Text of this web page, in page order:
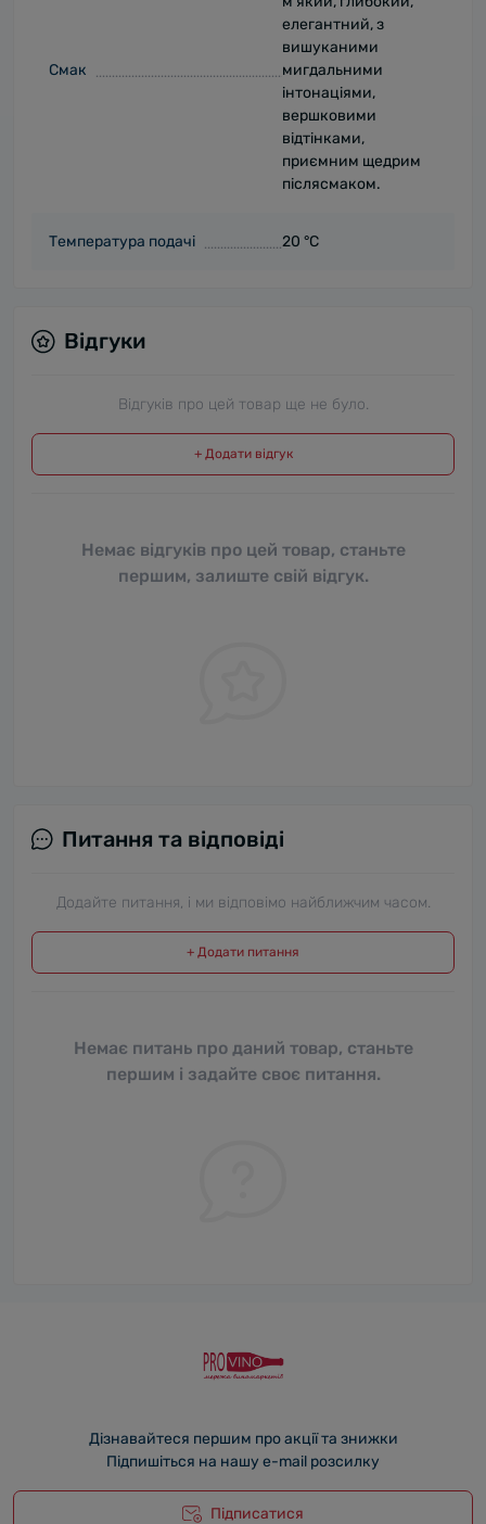
Смак
елегантний, з
вишуканими
мигдальними
інтонаціями,
вершковими
відтінками,
приємним щедрим
післясмаком.
Температура подачі 20 °С
Відгуки
Відгуків про цей товар ще не було.
+ Додати відгук
Немає відгуків про цей товар, станьте
першим, залиште свій відгук.
Питання та відповіді
Додайте питання, і ми відповімо найближчим часом.
+ Додати питання
Немає питань про даний товар, станьте
першим і задайте своє питання.
Дізнавайтеся першим про акції та знижки
Підпишіться на нашу e-mail розсилку
Підписатися